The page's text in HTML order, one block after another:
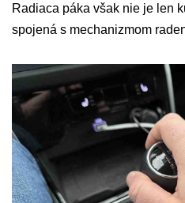
Radiaca páka však nie je len
spojená s mechanizmom